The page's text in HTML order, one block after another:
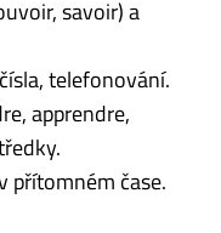
savoir) a
telefonování.
apprendre,
přítomném čase.